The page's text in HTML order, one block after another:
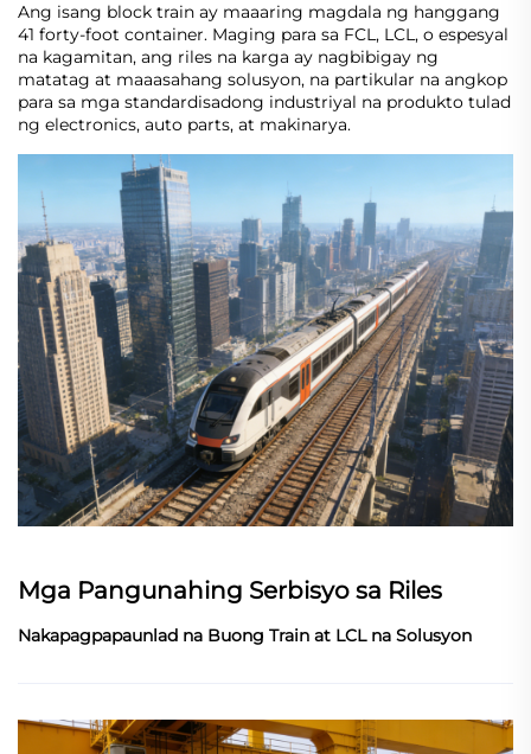
Ang isang block train ay maaaring magdala ng hanggang
41 forty-foot container. Maging para sa FCL, LCL, o espesyal
na kagamitan, ang riles na karga ay nagbibigay ng
matatag at maaasahang solusyon, na partikular na angkop
para sa mga standardisadong industriyal na produkto tulad
ng electronics, auto parts, at makinarya.
Mga Pangunahing Serbisyo sa Riles
Nakapagpapaunlad na Buong Train at LCL na Solusyon